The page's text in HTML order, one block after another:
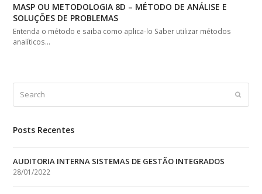
MASP OU METODOLOGIA 8D – MÉTODO DE ANÁLISE E
SOLUÇÕES DE PROBLEMAS
Entenda o método e saiba como aplica-lo Saber utilizar métodos
analíticos…
Submit
Posts Recentes
AUDITORIA INTERNA SISTEMAS DE GESTÃO INTEGRADOS
28/01/2022